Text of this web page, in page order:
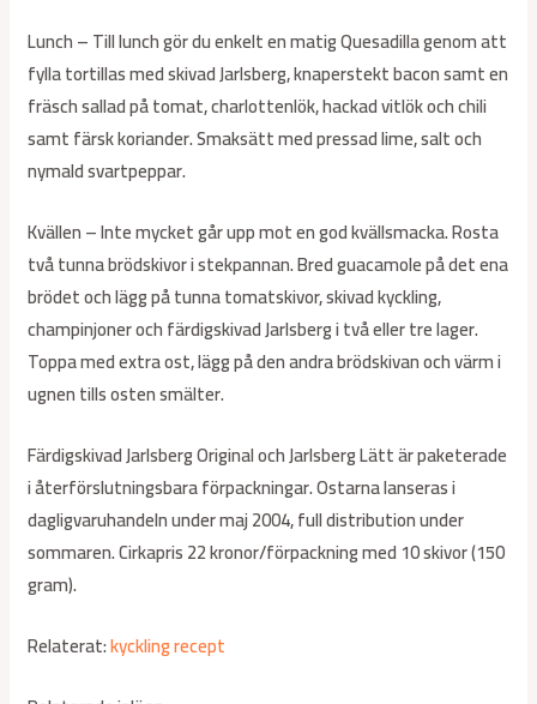
Lunch – Till lunch gör du enkelt en matig Quesadilla genom att
fylla tortillas med skivad Jarlsberg, knaperstekt bacon samt en
fräsch sallad på tomat, charlottenlök, hackad vitlök och chili
samt färsk koriander. Smaksätt med pressad lime, salt och
nymald svartpeppar.
Kvällen – Inte mycket går upp mot en god kvällsmacka. Rosta
två tunna brödskivor i stekpannan. Bred guacamole på det ena
brödet och lägg på tunna tomatskivor, skivad kyckling,
champinjoner och färdigskivad Jarlsberg i två eller tre lager.
Toppa med extra ost, lägg på den andra brödskivan och värm i
ugnen tills osten smälter.
Färdigskivad Jarlsberg Original och Jarlsberg Lätt är paketerade
i återförslutningsbara förpackningar. Ostarna lanseras i
dagligvaruhandeln under maj 2004, full distribution under
sommaren. Cirkapris 22 kronor/förpackning med 10 skivor (150
gram).
Relaterat:kyckling recept